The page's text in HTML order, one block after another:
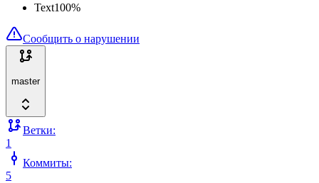
Text100%
Сообщить о нарушении
master
Ветки:
1
Коммиты:
5